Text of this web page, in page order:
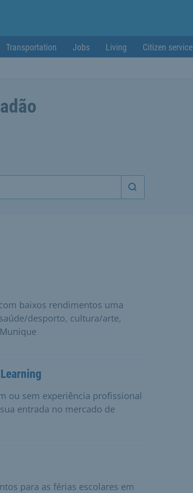
Transportation Jobs Living Citizen service
Iniciar pesquisa
baixos rendimentos uma
desporto, cultura/arte,
ou sem experiência profissional
entrada no mercado de
para as férias escolares em